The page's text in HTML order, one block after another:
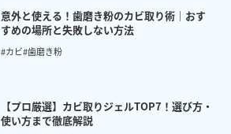
意外と使える！歯磨き粉のカビ取り術｜おす
すめの場所と失敗しない方法
#カビ#歯磨き粉
【プロ厳選】カビ取りジェルTOP7！選び方・
使い方まで徹底解説